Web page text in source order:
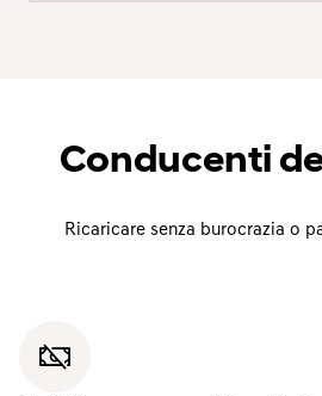
Conducenti
Ricaricare senza burocrazia o